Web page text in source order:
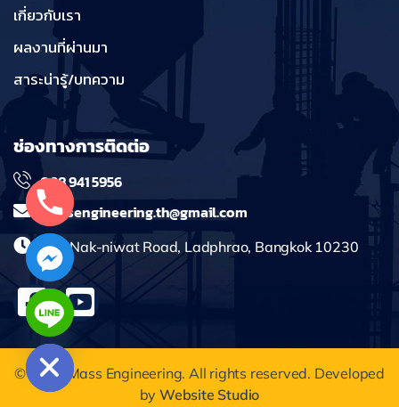
เกี่ยวกับเรา
ผลงานที่ผ่านมา
สาระน่ารู้/บทความ
ช่องทางการติดต่อ
098 941 5956
massengineering.th@gmail.com
241 Nak-niwat Road, Ladphrao, Bangkok 10230
© 2025 Mass Engineering. All rights reserved. Developed
byWebsite Studio
Hide
chaty